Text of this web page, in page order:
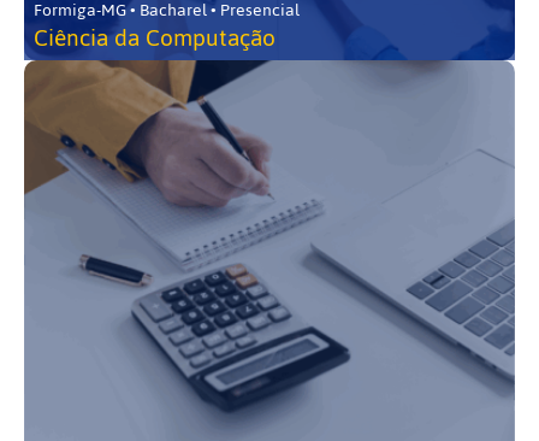
Formiga-MG • Bacharel • Presencial
Ciência da Computação